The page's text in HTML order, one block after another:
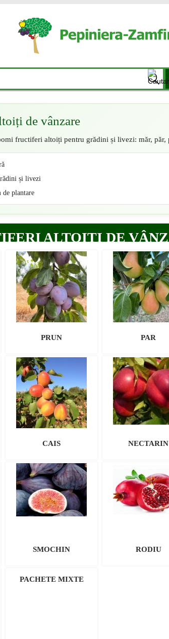
de vânzare
fructiferi altoiți pentru grădini și livezi: măr,
și livezi
plantare
ALTOIȚI DE
PRUN PAR
CAIS NECTARIN
SMOCHIN RODIU
PACHETE MIXTE